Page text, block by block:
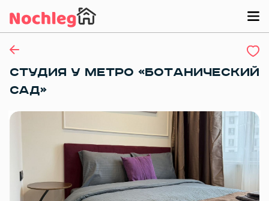
СТУДИЯ У МEТPO «БОТAНИЧЕCКИЙ
САД»